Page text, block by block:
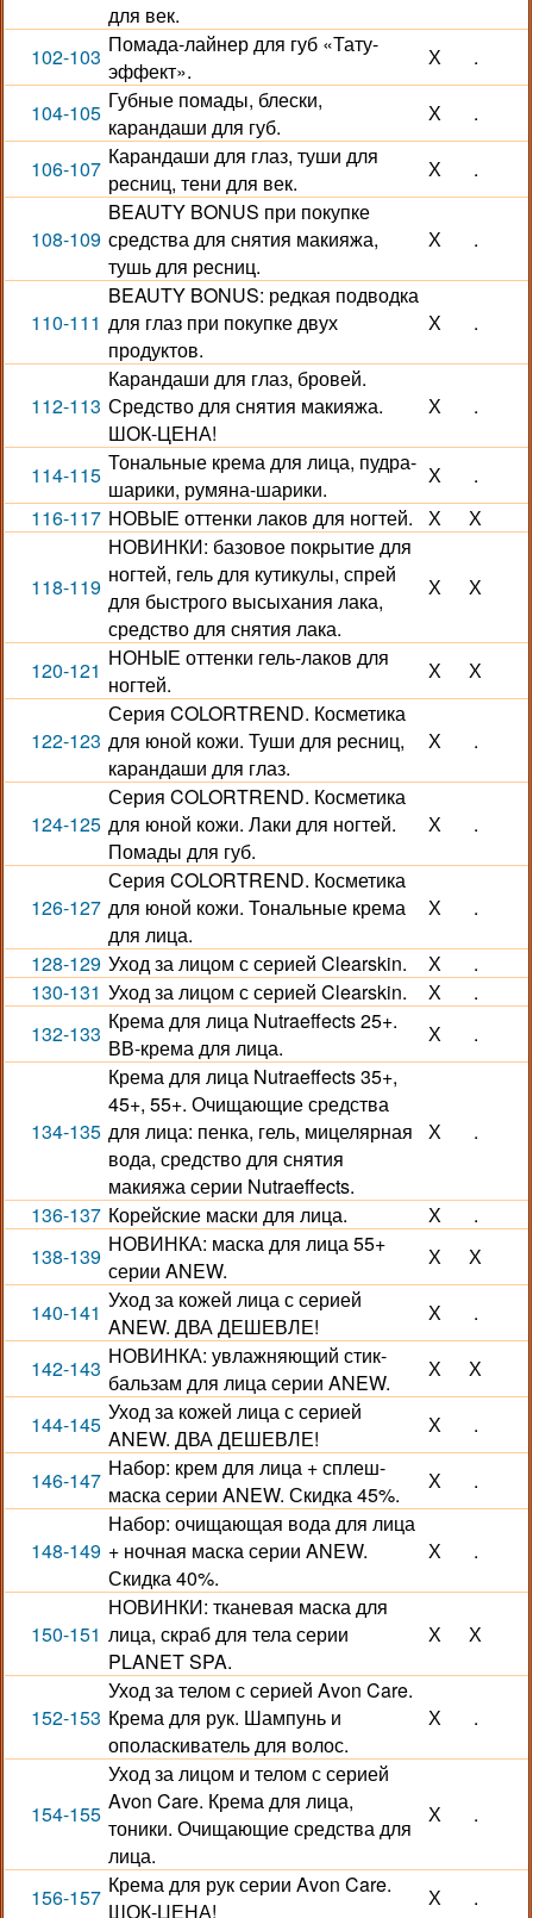
для век.
102-103 Помада-лайнер для губ «Тату-
эффект».
Х .
104-105 Губные помады, блески,
карандаши для губ.
Х .
106-107 Карандаши для глаз, туши для
ресниц, тени для век.
Х .
108-109
BEAUTY BONUS при покупке
средства для снятия макияжа,
тушь для ресниц.
Х .
110-111
BEAUTY BONUS: редкая подводка
для глаз при покупке двух
продуктов.
Х .
112-113
Карандаши для глаз, бровей.
Средство для снятия макияжа.
ШОК-ЦЕНА!
Х .
114-115 Тональные крема для лица, пудра-
шарики, румяна-шарики.
Х
.
116-117 НОВЫЕ оттенки лаков для ногтей. Х Х
118-119
НОВИНКИ: базовое покрытие для
ногтей, гель для кутикулы, спрей
для быстрого высыхания лака,
средство для снятия лака.
Х Х
120-121 НОНЫЕ оттенки гель-лаков для
ногтей.
Х Х
122-123
Серия COLORTREND. Косметика
для юной кожи. Туши для ресниц,
карандаши для глаз.
Х .
124-125
Серия COLORTREND. Косметика
для юной кожи. Лаки для ногтей.
Помады для губ.
Х .
126-127
Серия COLORTREND. Косметика
для юной кожи. Тональные крема
для лица.
Х .
128-129 Уход за лицом с серией Clearskin. Х
.
130-131 Уход за лицом с серией Clearskin. Х
.
132-133 Крема для лица Nutraeffects 25+.
ВВ-крема для лица.
Х .
134-135
Крема для лица Nutraeffects 35+,
45+, 55+. Очищающие средства
для лица: пенка, гель, мицелярная
вода, средство для снятия
макияжа серии Nutraeffects.
Х .
136-137 Корейские маски для лица. Х
.
138-139 НОВИНКА: маска для лица 55+
серии ANEW.
Х Х
140-141 Уход за кожей лица с серией
ANEW. ДВА ДЕШЕВЛЕ!
Х .
142-143 НОВИНКА: увлажняющий стик-
бальзам для лица серии ANEW.
Х Х
144-145 Уход за кожей лица с серией
ANEW. ДВА ДЕШЕВЛЕ!
Х .
146-147 Набор: крем для лица + сплеш-
маска серии ANEW. Скидка 45%.
Х .
148-149
Набор: очищающая вода для лица
+ ночная маска серии ANEW.
Скидка 40%.
Х .
150-151
НОВИНКИ: тканевая маска для
лица, скраб для тела серии
PLANET SPA.
Х Х
152-153
Уход за телом с серией Avon Care.
Крема для рук. Шампунь и
ополаскиватель для волос.
Х .
154-155
Уход за лицом и телом с серией
Avon Care. Крема для лица,
тоники. Очищающие средства для
лица.
Х .
156-157 Крема для рук серии Avon Care.
ШОК-ЦЕНА!
Х .